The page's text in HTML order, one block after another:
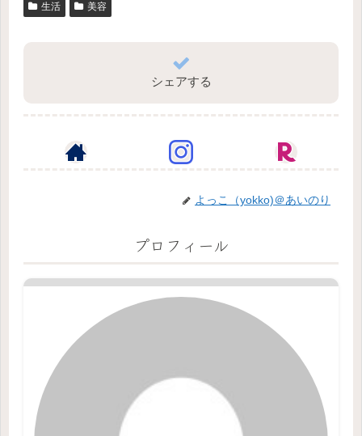
生活 美容
シェアする
よっこ（yokko)＠あいのり
プロフィール